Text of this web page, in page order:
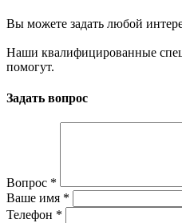
Вы можете задать любой
Наши квалифицированные
помогут.
Задать вопрос
Вопрос *
Ваше имя *
Телефон *